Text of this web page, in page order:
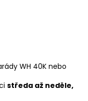
WH 40K nebo
středa až neděle,